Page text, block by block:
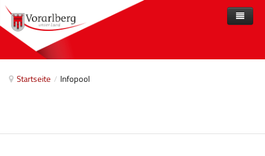
Startseite / Infopool
Home